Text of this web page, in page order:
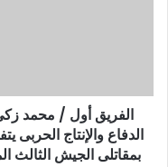
الفريق أول / محمد زكى
الدفاع والإنتاج الحربى
بمقاتلى الجيش الثالث